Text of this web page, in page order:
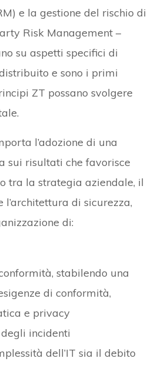
e la gestione del rischio di
Risk Management –
su aspetti specifici di
e sono i primi
ZT possano svolgere
l’adozione di una
sui risultati che favorisce
tra la strategia aziendale, il
di sicurezza,
di:
stabilendo una
di conformità,
e privacy
incidenti
dell’IT sia il debito